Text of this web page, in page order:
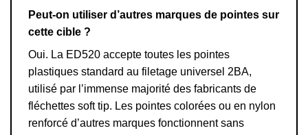
Peut-on utiliser d’autres marques de pointes sur
cette cible ?
Oui. La ED520 accepte toutes les pointes
plastiques standard au filetage universel 2BA,
utilisé par l’immense majorité des fabricants de
fléchettes soft tip. Les pointes colorées ou en nylon
renforcé d’autres marques fonctionnent sans